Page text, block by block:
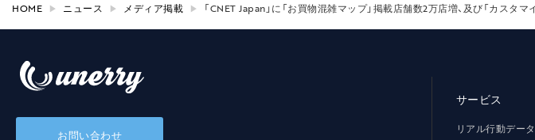
HOME ニュース メディア掲載 「CNET Japan」に「お買物混雑マップ」掲載店舗数2万店増、及び「カス
お問い合わせ
サービス
リアル行動デー